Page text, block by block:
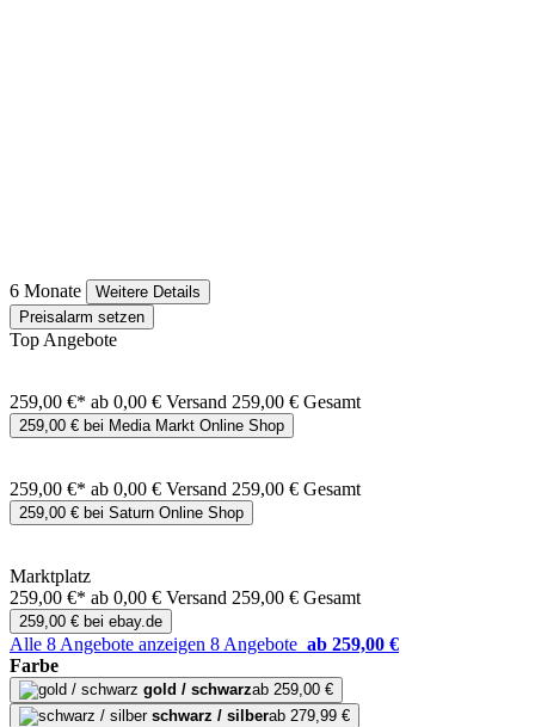
6 Monate
Weitere Details
Preisalarm setzen
Top Angebote
259,00 €* ab 0,00 € Versand 259,00 € Gesamt
259,00 € bei Media Markt Online Shop
259,00 €* ab 0,00 € Versand 259,00 € Gesamt
259,00 € bei Saturn Online Shop
Marktplatz
259,00 €* ab 0,00 € Versand 259,00 € Gesamt
259,00 € bei ebay.de
Alle 8 Angebote anzeigen 8 Angebote ab 259,00 €
Farbe
gold / schwarzab 259,00 €
schwarz / silberab 279,99 €